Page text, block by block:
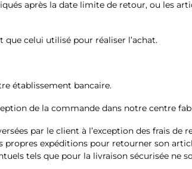
après la date limite de retour, ou les
celui utilisé pour réaliser l’achat.
établissement bancaire.
de la commande dans notre centre
par le client à l’exception des frais
expéditions pour retourner son
tels que pour la livraison sécurisée ne